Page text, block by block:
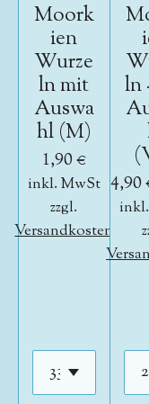
Moork
ien
Wurze
ln mit
Auswa
hl (M)
1,90 €
inkl. MwSt
zzgl.
Versandkosten
ln
4,90